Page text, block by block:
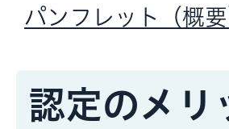
パンフレット（概
認定のメリ